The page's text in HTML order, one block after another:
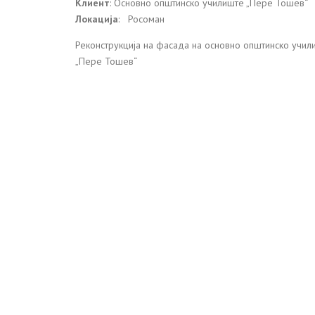
Клиент: Основно општинско училиште „Пере Тошев“
Локација: Росоман
Реконструкција на фасада на основно општинско
„Пере Тошев“